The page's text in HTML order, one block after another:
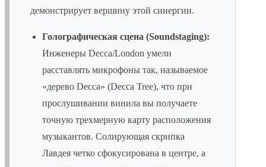
демонстрирует вершину этой синергии.
Голографическая сцена (Soundstaging):
Инженеры Decca/London умели
расставлять микрофоны так, называемое
«дерево Decca» (Decca Tree), что при
прослушивании винила вы получаете
точную трехмерную карту расположения
музыкантов. Солирующая скрипка
Лавдея четко сфокусирована в центре, а